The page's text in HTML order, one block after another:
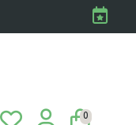
Clabots &
0